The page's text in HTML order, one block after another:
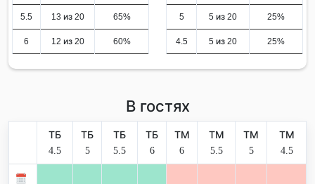
5.5 13 из 20 65%
6 12 из 20 60%
5 5 из 20 25%
4.5 5 из 20 25%
В гостях
ТБ
4.5
ТБ
5
ТБ
5.5
ТБ
6
ТМ
6
ТМ
5.5
ТМ
5
ТМ
4.5